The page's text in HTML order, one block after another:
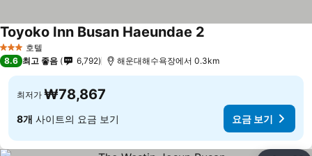
3 성급 호텔
Toyoko Inn Busan Haeundae 2
8.6 최고 좋음 6,792 해운대해수욕장에서 0.3km
최저가 ₩78,867
8개 사이트의 요금 보기 요금 보기